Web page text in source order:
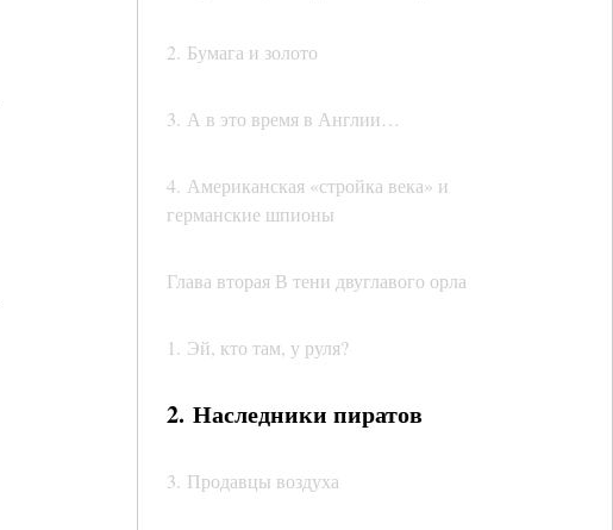
2. Бумага и золото
3. А в это время в Англии…
4. Американская «стройка века» и
германские шпионы
Глава вторая В тени двуглавого орла
1. Эй, кто там, у руля?
2. Наследники пиратов
3. Продавцы воздуха